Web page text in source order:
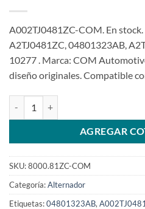
A002TJ0481ZC-COM. En
A2TJ0481ZC, 04801323AB,
10277 . Marca: COM
diseño originales. Compatible
AGREGAR
SKU:8000.81ZC-COM
Categoría:Alternador
Etiquetas:04801323AB,